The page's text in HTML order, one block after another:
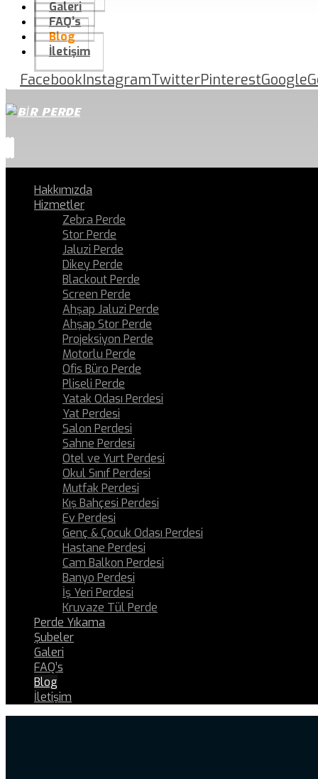
Galeri
FAQ’s
Blog
İletişim
FacebookInstagramTwitterPinterestGoogle
Hakkımızda
Hizmetler
Zebra Perde
Stor Perde
Jaluzi Perde
Dikey Perde
Blackout Perde
Screen Perde
Ahşap Jaluzi Perde
Ahşap Stor Perde
Projeksiyon Perde
Motorlu Perde
Ofis Büro Perde
Pliseli Perde
Yatak Odası Perdesi
Yat Perdesi
Salon Perdesi
Sahne Perdesi
Otel ve Yurt Perdesi
Okul Sınıf Perdesi
Mutfak Perdesi
Kış Bahçesi Perdesi
Ev Perdesi
Genç & Çocuk Odası Perdesi
Hastane Perdesi
Cam Balkon Perdesi
Banyo Perdesi
İş Yeri Perdesi
Kruvaze Tül Perde
Perde Yıkama
Şubeler
Galeri
FAQ’s
Blog
İletişim